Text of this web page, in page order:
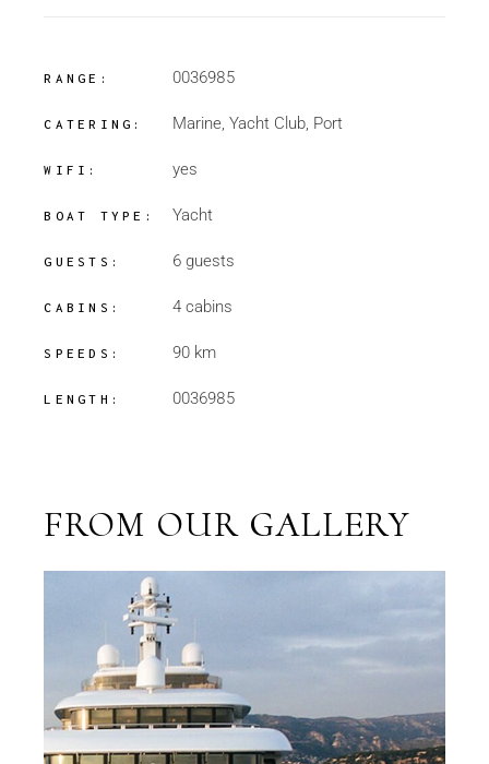
RANGE: 0036985
CATERING: Marine, Yacht Club, Port
WIFI: yes
BOAT TYPE: Yacht
GUESTS: 6 guests
CABINS: 4 cabins
SPEEDS: 90 km
LENGTH: 0036985
FROM OUR GALLERY